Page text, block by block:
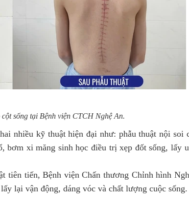
sống tại Bệnh viện CTCH Nghệ An.
nhiều kỹ thuật hiện đại như: phẫu thuật nội soi
xi măng sinh học điều trị xẹp đốt sống, lấy
tiên tiến, Bệnh viện Chấn thương Chỉnh hình
lại vận động, dáng vóc và chất lượng cuộc sống.